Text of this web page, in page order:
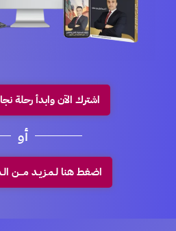
اشترك الآن وابدأ رحلة
أو
اضغط هنا لـمـزيـد مـــن